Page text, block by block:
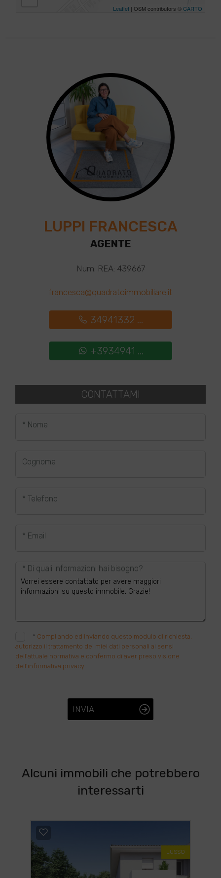
Leaflet| OSM contributors ©CARTO
LUPPI FRANCESCA
AGENTE
Num. REA: 439667
francesca@quadratoimmobiliare.it
34941332 ...
+3934941 ...
CONTATTAMI
* Nome
Cognome
* Telefono
* Email
* Di quali informazioni hai bisogno?
* Compilando ed inviando questo modulo di richiesta,
autorizzo il trattamento dei miei dati personali ai sensi
dell'attuale normativa e confermo di aver preso visione
dell'informativa privacy.
INVIA
Alcuni immobili che potrebbero
interessarti
LUSSO